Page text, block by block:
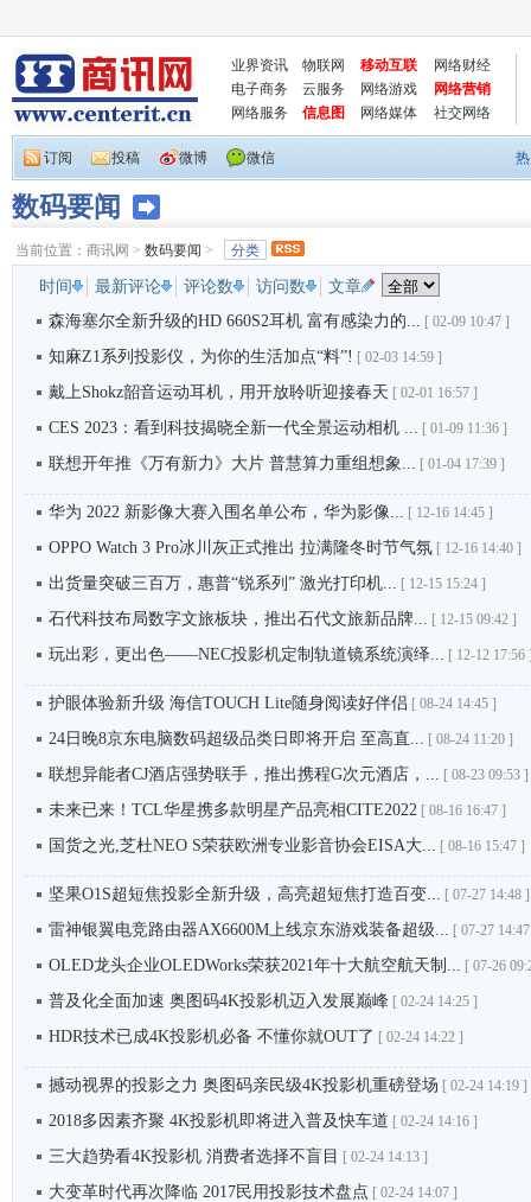
业界资讯 物联网 移动互联
网络财经
电子商务
云服务 网络游戏
网络营销
网络服务
信息图 网络媒体 社交网络
订阅 投稿 微博 微信
数码要闻
当前位置： 商讯网 > 数码要闻 > 分类
时间 最新评论 评论数 访问数
文章
森海塞尔全新升级的HD 660S2耳机 富有感染力的... [ 02-09 10:47 ]
知麻Z1系列投影仪，为你的生活加点“料”! [ 02-03 14:59 ]
戴上Shokz韶音运动耳机，用开放聆听迎接春天 [ 02-01 16:57 ]
CES 2023：看到科技揭晓全新一代全景运动相机 ... [ 01-09 11:36 ]
联想开年推《万有新力》大片 普慧算力重组想象... [ 01-04 17:39 ]
华为 2022 新影像大赛入围名单公布，华为影像... [ 12-16 14:45 ]
OPPO Watch 3 Pro冰川灰正式推出 拉满隆冬时节气氛 [ 12-16 14:40 ]
出货量突破三百万，惠普“锐系列” 激光打印机... [ 12-15 15:24 ]
石代科技布局数字文旅板块，推出石代文旅新品牌... [ 12-15 09:42 ]
玩出彩，更出色——NEC投影机定制轨道镜系统演绎... [ 12-12 17:56
护眼体验新升级 海信TOUCH Lite随身阅读好伴侣 [ 08-24 14:45 ]
24日晚8京东电脑数码超级品类日即将开启 至高直... [ 08-24 11:20 ]
联想异能者CJ酒店强势联手，推出携程G次元酒店，... [ 08-23 09:53 ]
未来已来！TCL华星携多款明星产品亮相CITE2022 [ 08-16 16:47 ]
国货之光,芝杜NEO S荣获欧洲专业影音协会EISA大... [ 08-16 15:47 ]
坚果O1S超短焦投影全新升级，高亮超短焦打造百变... [ 07-27 14:48 ]
雷神银翼电竞路由器AX6600M上线京东游戏装备超级... [ 07-27
OLED龙头企业OLEDWorks荣获2021年十大航空航天制... [ 07-26
普及化全面加速 奥图码4K投影机迈入发展巅峰 [ 02-24 14:25 ]
HDR技术已成4K投影机必备 不懂你就OUT了 [ 02-24 14:22 ]
撼动视界的投影之力 奥图码亲民级4K投影机重磅登场 [ 02-24 14:19 ]
2018多因素齐聚 4K投影机即将进入普及快车道 [ 02-24 14:16 ]
三大趋势看4K投影机 消费者选择不盲目 [ 02-24 14:13 ]
大变革时代再次降临 2017民用投影技术盘点 [ 02-24 14:07 ]